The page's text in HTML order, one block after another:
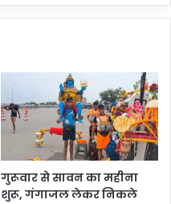
गुरूवार से सावन का महीना
शुरू, गंगाजल लेकर निकले